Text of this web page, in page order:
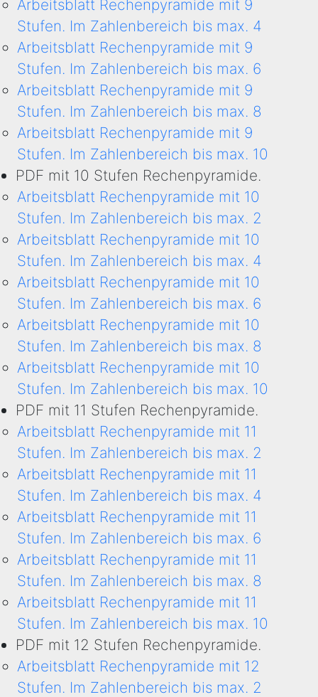
Arbeitsblatt Rechenpyramide mit 9
Stufen. Im Zahlenbereich bis max. 4
Arbeitsblatt Rechenpyramide mit 9
Stufen. Im Zahlenbereich bis max. 6
Arbeitsblatt Rechenpyramide mit 9
Stufen. Im Zahlenbereich bis max. 8
Arbeitsblatt Rechenpyramide mit 9
Stufen. Im Zahlenbereich bis max. 10
PDF mit 10 Stufen Rechenpyramide.
Arbeitsblatt Rechenpyramide mit 10
Stufen. Im Zahlenbereich bis max. 2
Arbeitsblatt Rechenpyramide mit 10
Stufen. Im Zahlenbereich bis max. 4
Arbeitsblatt Rechenpyramide mit 10
Stufen. Im Zahlenbereich bis max. 6
Arbeitsblatt Rechenpyramide mit 10
Stufen. Im Zahlenbereich bis max. 8
Arbeitsblatt Rechenpyramide mit 10
Stufen. Im Zahlenbereich bis max. 10
PDF mit 11 Stufen Rechenpyramide.
Arbeitsblatt Rechenpyramide mit 11
Stufen. Im Zahlenbereich bis max. 2
Arbeitsblatt Rechenpyramide mit 11
Stufen. Im Zahlenbereich bis max. 4
Arbeitsblatt Rechenpyramide mit 11
Stufen. Im Zahlenbereich bis max. 6
Arbeitsblatt Rechenpyramide mit 11
Stufen. Im Zahlenbereich bis max. 8
Arbeitsblatt Rechenpyramide mit 11
Stufen. Im Zahlenbereich bis max. 10
PDF mit 12 Stufen Rechenpyramide.
Arbeitsblatt Rechenpyramide mit 12
Stufen. Im Zahlenbereich bis max. 2